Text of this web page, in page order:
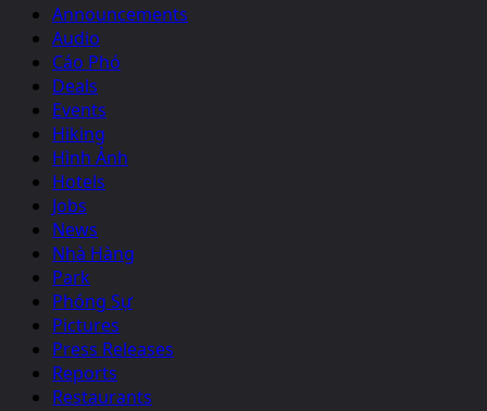
Announcements
Audio
Cáo Phó
Deals
Events
Hiking
Hình Ảnh
Hotels
Jobs
News
Nhà Hàng
Park
Phóng Sự
Pictures
Press Releases
Reports
Restaurants